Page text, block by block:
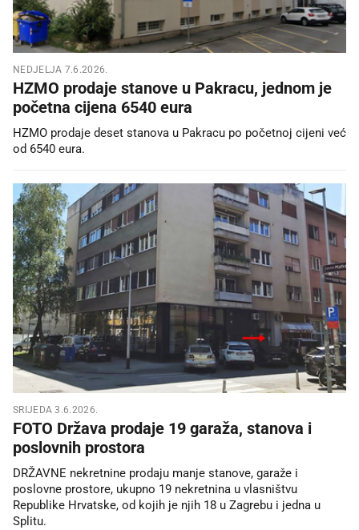
NEDJELJA 7.6.2026.
HZMO prodaje stanove u Pakracu, jednom je
početna cijena 6540 eura
HZMO prodaje deset stanova u Pakracu po početnoj cijeni već
od 6540 eura.
SRIJEDA 3.6.2026.
FOTO Država prodaje 19 garaža, stanova i
poslovnih prostora
DRŽAVNE nekretnine prodaju manje stanove, garaže i
poslovne prostore, ukupno 19 nekretnina u vlasništvu
Republike Hrvatske, od kojih je njih 18 u Zagrebu i jedna u
Splitu.